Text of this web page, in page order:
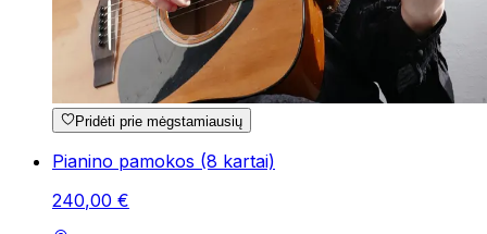
Pridėti prie mėgstamiausių
Pianino pamokos (8 kartai)
240,00 €